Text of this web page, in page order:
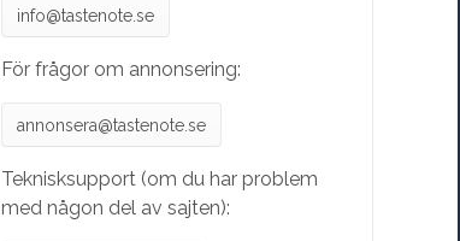
info@tastenote.se
För frågor om annonsering:
annonsera@tastenote.se
Teknisksupport (om du har problem
med någon del av sajten):